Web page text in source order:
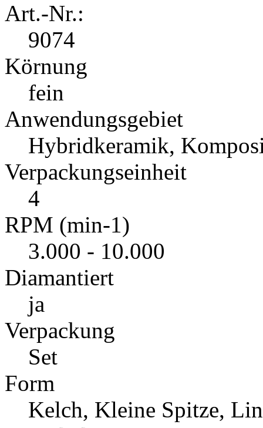
Art.-Nr.:
9074
Körnung
fein
Anwendungsgebiet
Hybridkeramik,
Verpackungseinheit
4
RPM (min-1)
3.000 - 10.000
Diamantiert
ja
Verpackung
Set
Form
Kelch, Kleine Spitze,